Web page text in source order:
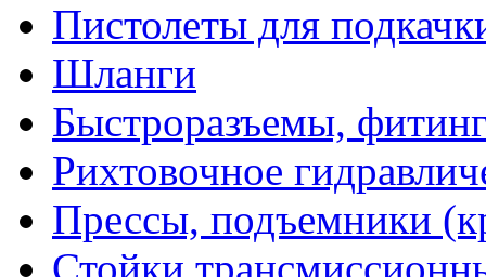
Пистолеты для
Шланги
Быстроразъемы,
Рихтовочное
Прессы, подъемники